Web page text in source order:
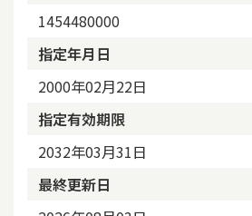
1454480000
指定年月日
2000年02月22日
指定有効期限
2032年03月31日
最終更新日